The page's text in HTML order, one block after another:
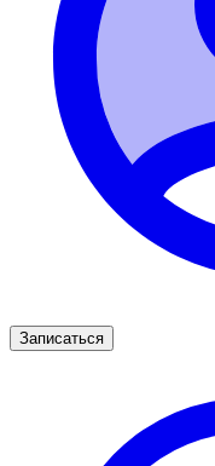
Записаться